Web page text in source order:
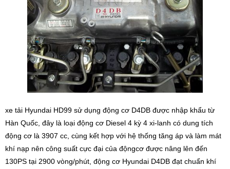
xe tải Hyundai HD99 sử dụng động cơ D4DB được nhập khẩu từ
Hàn Quốc, đây là loại động cơ Diesel 4 kỳ 4 xi-lanh có dung tích
động cơ là 3907 cc, cùng kết hợp với hệ thống tăng áp và làm mát
khí nạp nên công suất cực đại của độngcơ được nâng lên đến
130PS tại 2900 vòng/phút, động cơ Hyundai D4DB đạt chuẩn khí